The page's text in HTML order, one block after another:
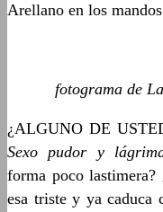
Arellano en los mandos
fotograma de
¿ALGUNO DE
Sexo pudor y
forma poco
esa triste y ya caduca